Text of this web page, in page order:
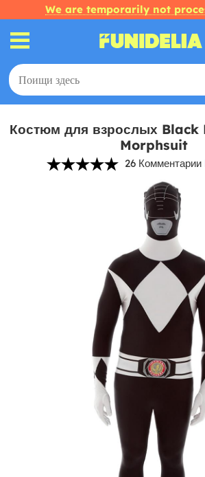
We are temporarily not
Костюм для взрослых Black
Morphsuit
26 Комментарии